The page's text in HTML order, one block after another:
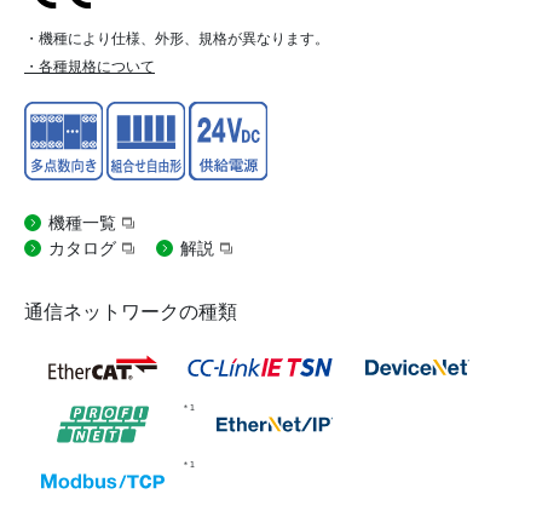
・機種により仕様、外形、規格が異なります。
・各種規格について
機種一覧
カタログ
解説
通信ネットワークの種類
＊1
＊1